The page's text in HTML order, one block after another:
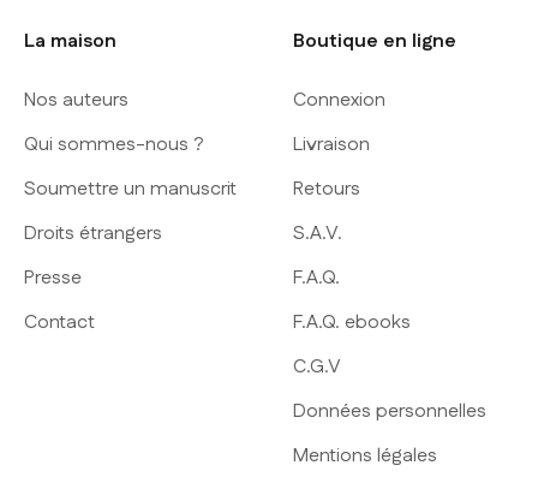
La maison
Nos auteurs
Qui sommes-nous ?
Soumettre un manuscrit
Droits étrangers
Presse
Contact
Boutique en ligne
Connexion
Livraison
Retours
S.A.V.
F.A.Q.
F.A.Q. ebooks
C.G.V
Données personnelles
Mentions légales